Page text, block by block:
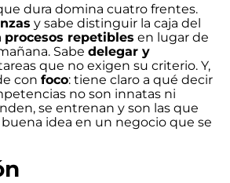
dura domina cuatro frentes.
y sabe distinguir la caja del
procesos repetibles en lugar de
Sabe delegar y
que no exigen su criterio. Y,
con foco: tiene claro a qué decir
no son innatas ni
se entrenan y son las que
idea en un negocio que se